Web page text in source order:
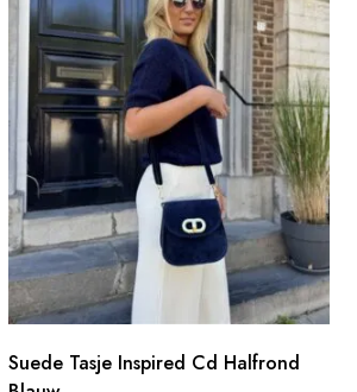
Suede Tasje Inspired Cd Halfrond